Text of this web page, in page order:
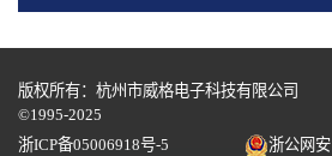
should
blank
版权所有：杭州市威格电子科技有限公司
©1995-2025
浙ICP备05006918号-5
浙公网安